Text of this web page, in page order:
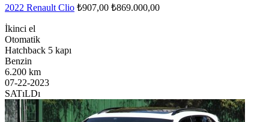
2022 Renault Clio ₺907,00 ₺869.000,00
İkinci el
Otomatik
Hatchback 5 kapı
Benzin
6.200 km
07-22-2023
SATıLDı